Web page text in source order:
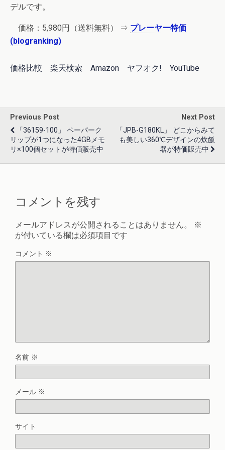
デルです。
価格：5,980円（送料無料） ⇒ プレーヤー特価
(blogranking)
価格比較 楽天検索 Amazon ヤフオク! YouTube
Previous Post
「36159-100」 ペーパーク
リップが1つになった4GBメモ
リ×100個セットが特価販売中
Next Post
「JPB-G180KL」 どこからみて
も美しい360℃デザインの炊飯
器が特価販売中
コメントを残す
メールアドレスが公開されることはありません。
※
が付いている欄は必須項目です
コメント ※
名前 ※
メール ※
サイト